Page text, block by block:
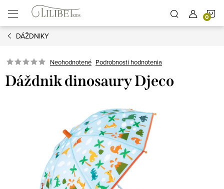
obsah
DÁŽDNIKY
Neohodnotené Podrobnosti hodnotenia
Dáždnik dinosaury Djeco